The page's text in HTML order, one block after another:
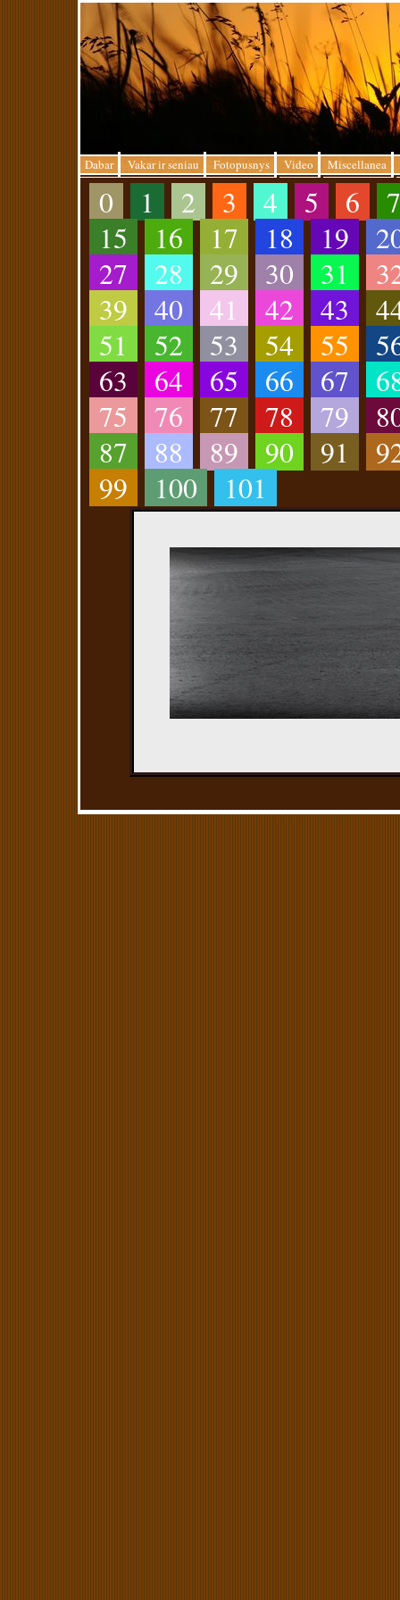
Dabar Vakar ir seniau Fotopusnys Video Miscellanea
0 1 2 3 4 5 6
15
16 17 18 19
27
28 29 30 31
39
40 41 42 43
51
52 53 54 55
63
64 65 66 67
75
76 77 78 79
87
88 89 90 91
99
100 101